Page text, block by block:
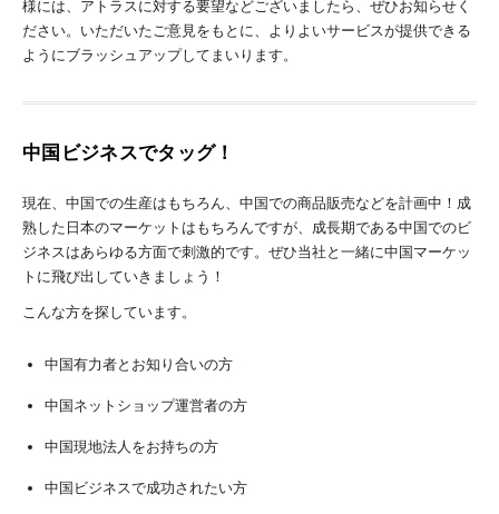
様には、アトラスに対する要望などございましたら、ぜひお知らせく
ださい。いただいたご意見をもとに、よりよいサービスが提供できる
ようにブラッシュアップしてまいります。
中国ビジネスでタッグ！
現在、中国での生産はもちろん、中国での商品販売などを計画中！成
熟した日本のマーケットはもちろんですが、成長期である中国でのビ
ジネスはあらゆる方面で刺激的です。ぜひ当社と一緒に中国マーケッ
トに飛び出していきましょう！
こんな方を探しています。
中国有力者とお知り合いの方
中国ネットショップ運営者の方
中国現地法人をお持ちの方
中国ビジネスで成功されたい方